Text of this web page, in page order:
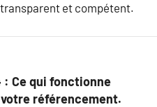
et compétent.
: Ce qui fonctionne
référencement.